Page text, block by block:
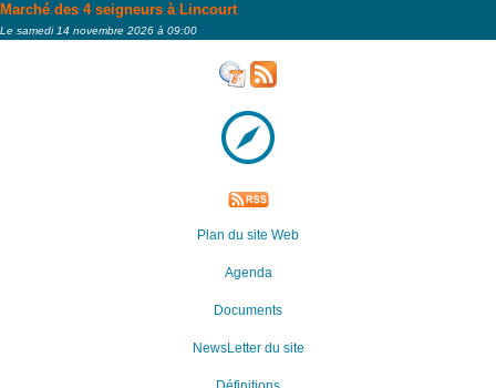
Marché des 4 seigneurs à Lincourt
Le samedi 14 novembre 2026 à 09:00
Plan du site Web
Agenda
Documents
NewsLetter du site